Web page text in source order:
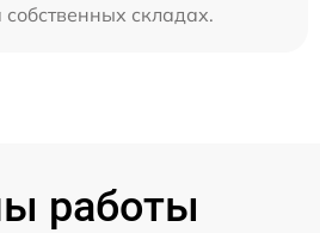
складах.
работы